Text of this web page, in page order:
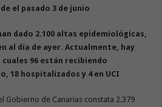
el pasado 3 de junio
dado 2.100 altas epidemiológicas,
al día de ayer. Actualmente, hay
96 están recibiendo
18 hospitalizados y 4 en UCI
Gobierno de Canarias constata 2.379